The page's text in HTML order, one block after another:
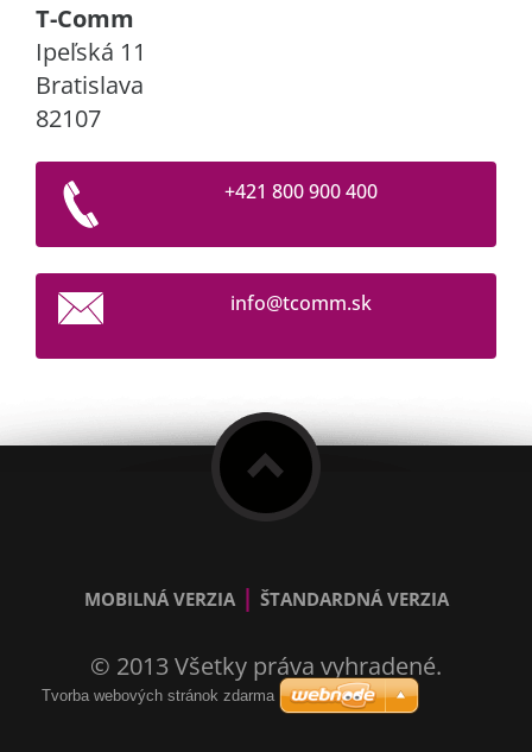
T-Comm
Ipeľská 11
Bratislava
82107
+421 800 900 400
info@tcomm.sk
MOBILNÁ VERZIA | ŠTANDARDNÁ VERZIA
© 2013 Všetky práva vyhradené.
Tvorba webových stránok zdarma